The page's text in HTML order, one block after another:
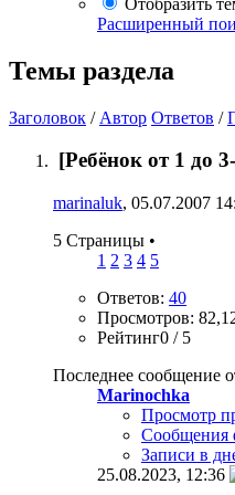
Отобразить
Расширенный
Темы раздела
Заголовок / Автор Ответов /
[Ребёнок от 1 до
marinaluk, 05.07.2007
5 Страницы •
1 2 3 4 5
Ответов: 40
Просмотров:
Рейтинг0 / 5
Последнее сообщение
Marinochka
Просмотр
Сообщения
Записи в
25.08.2023, 12:36